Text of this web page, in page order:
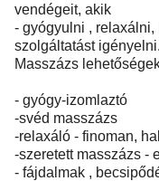
vendégeit, akik
- gyógyulni ,
szolgáltatást igényelni.
Masszázs
- gyógy-izomlaztó
-svéd masszázs
-relaxáló - finoman,
-szeretett masszázs -
- fájdalmak ,